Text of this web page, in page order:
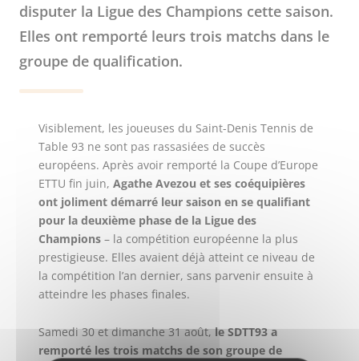
disputer la Ligue des Champions cette saison.
Elles ont remporté leurs trois matchs dans le
groupe de qualification.
Visiblement, les joueuses du Saint-Denis Tennis de
Table 93 ne sont pas rassasiées de succès
européens. Après avoir remporté la Coupe d’Europe
ETTU fin juin, Agathe Avezou et ses coéquipières
ont joliment démarré leur saison en se qualifiant
pour la deuxième phase de la Ligue des
Champions – la compétition européenne la plus
prestigieuse. Elles avaient déjà atteint ce niveau de
la compétition l’an dernier, sans parvenir ensuite à
atteindre les phases finales.
Samedi 30 et dimanche 31 août,le SDTT93 a
remporté les trois matchs de son groupe de